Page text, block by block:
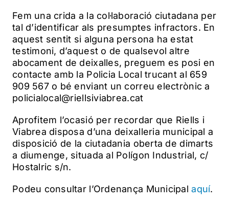
Fem una crida a la col·laboració ciutadana per
tal d’identificar als presumptes infractors. En
aquest sentit si alguna persona ha estat
testimoni, d’aquest o de qualsevol altre
abocament de deixalles, preguem es posi en
contacte amb la Policia Local trucant al 659
909 567 o bé enviant un correu electrònic a
policialocal@riellsiviabrea.cat
Aprofitem l’ocasió per recordar que Riells i
Viabrea disposa d’una deixalleria municipal a
disposició de la ciutadania oberta de dimarts
a diumenge, situada al Polígon Industrial, c/
Hostalric s/n.
Podeu consultar l’Ordenança Municipalaquí.